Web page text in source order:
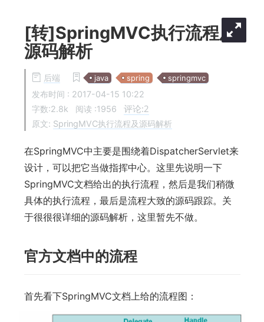
[转]SpringMVC执行流程及
源码解析
后端 java spring springmvc
发布时间 : 2017-04-15 10:22
字数:2.8k
阅读 :1956 评论:2
原文: SpringMVC执行流程及源码解析
在SpringMVC中主要是围绕着DispatcherServlet来
设计，可以把它当做指挥中心。这里先说明一下
SpringMVC文档给出的执行流程，然后是我们稍微
具体的执行流程，最后是流程大致的源码跟踪。关
于很很很详细的源码解析，这里暂先不做。
官方文档中的流程
首先看下SpringMVC文档上给的流程图：